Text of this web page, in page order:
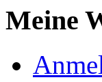
Meine